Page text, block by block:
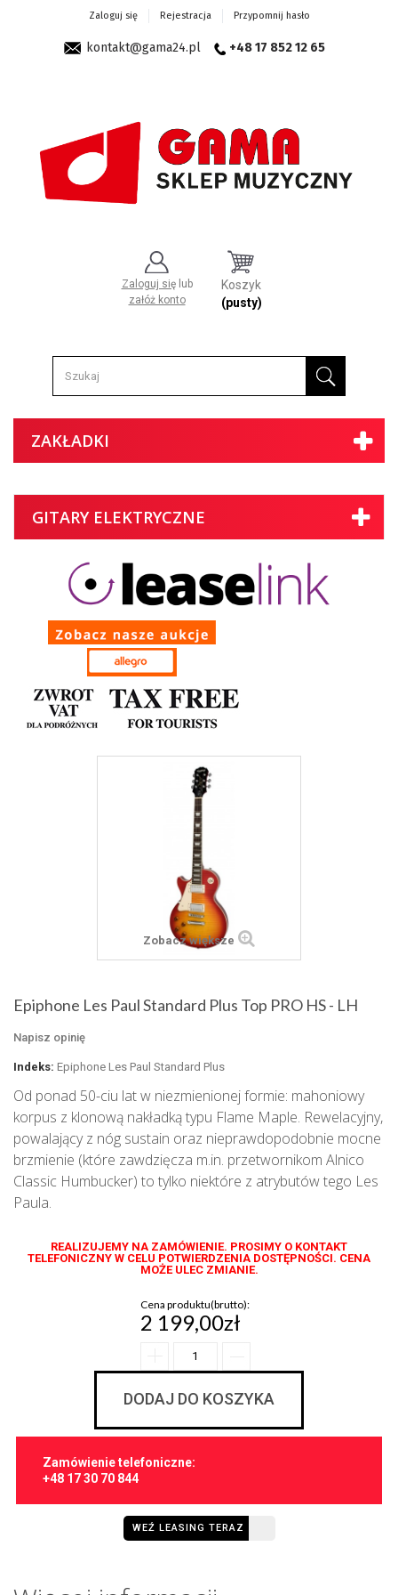
Zaloguj się Rejestracja Przypomnij hasło
kontakt@gama24.pl +48 17 852 12 65
Zaloguj się lub
załóż konto
Koszyk
(pusty)
ZAKŁADKI
GITARY ELEKTRYCZNE
Zobacz większe
Epiphone Les Paul Standard Plus Top PRO HS - LH
Napisz opinię
Indeks: Epiphone Les Paul Standard Plus
Od ponad 50-ciu lat w niezmienionej formie: mahoniowy
korpus z klonową nakładką typu Flame Maple. Rewelacyjny,
powalający z nóg sustain oraz nieprawdopodobnie mocne
brzmienie (które zawdzięcza m.in. przetwornikom Alnico
Classic Humbucker) to tylko niektóre z atrybutów tego Les
Paula.
REALIZUJEMY NA ZAMÓWIENIE. PROSIMY O KONTAKT
TELEFONICZNY W CELU POTWIERDZENIA DOSTĘPNOŚCI. CENA
MOŻE ULEC ZMIANIE.
Cena produktu(brutto):
2 199,00zł
DODAJ DO KOSZYKA
Zamówienie telefoniczne:
+48 17 30 70 844
WEŹ LEASING TERAZ